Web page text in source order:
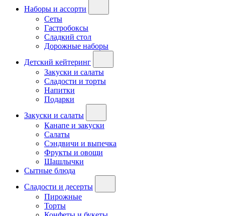
Наборы и ассорти
Сеты
Гастробоксы
Сладкий стол
Дорожные наборы
Детский кейтеринг
Закуски и салаты
Сладости и торты
Напитки
Подарки
Закуски и салаты
Канапе и закуски
Салаты
Сэндвичи и выпечка
Фрукты и овощи
Шашлычки
Сытные блюда
Сладости и десерты
Пирожные
Торты